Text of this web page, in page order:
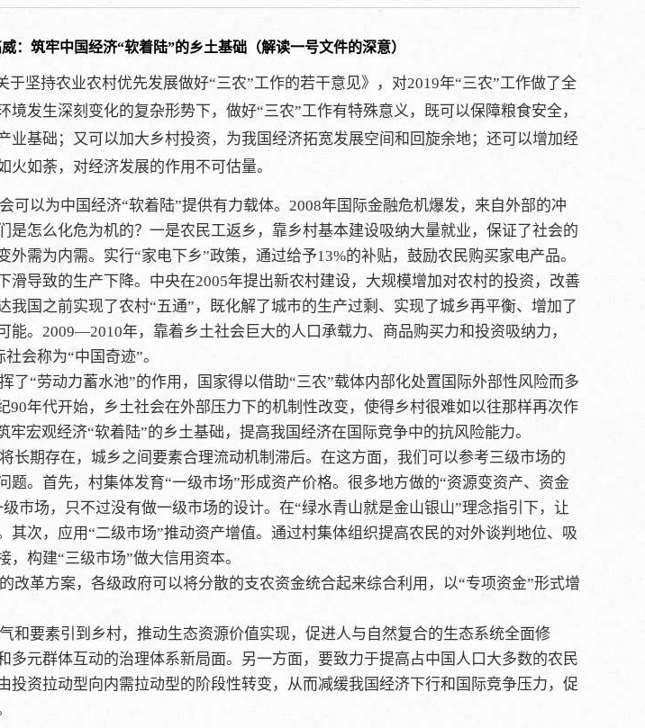
：筑牢中国经济“软着陆”的乡土基础（解读一号文件的深意）
坚持农业农村优先发展做好“三农”工作的若干意见》，对2019年“三农”工作做了全
发生深刻变化的复杂形势下，做好“三农”工作有特殊意义，既可以保障粮食安全，
业基础；又可以加大乡村投资，为我国经济拓宽发展空间和回旋余地；还可以增加经
如荼，对经济发展的作用不可估量。
可以为中国经济“软着陆”提供有力载体。2008年国际金融危机爆发，来自外部的冲
是怎么化危为机的？一是农民工返乡，靠乡村基本建设吸纳大量就业，保证了社会的
需为内需。实行“家电下乡”政策，通过给予13%的补贴，鼓励农民购买家电产品。
滑导致的生产下降。中央在2005年提出新农村建设，大规模增加对农村的投资，改善
我国之前实现了农村“五通”，既化解了城市的生产过剩、实现了城乡再平衡、增加了
能。2009—2010年，靠着乡土社会巨大的人口承载力、商品购买力和投资吸纳力，
会称为“中国奇迹”。
了“劳动力蓄水池”的作用，国家得以借助“三农”载体内部化处置国际外部性风险而多
90年代开始，乡土社会在外部压力下的机制性改变，使得乡村很难如以往那样再次作
牢宏观经济“软着陆”的乡土基础，提高我国经济在国际竞争中的抗风险能力。
长期存在，城乡之间要素合理流动机制滞后。在这方面，我们可以参考三级市场的
题。首先，村集体发育“一级市场”形成资产价格。很多地方做的“资源变资产、资金
市场，只不过没有做一级市场的设计。在“绿水青山就是金山银山”理念指引下，让
其次，应用“二级市场”推动资产增值。通过村集体组织提高农民的对外谈判地位、吸
构建“三级市场”做大信用资本。
改革方案，各级政府可以将分散的支农资金统合起来综合利用，以“专项资金”形式增
和要素引到乡村，推动生态资源价值实现，促进人与自然复合的生态系统全面修
多元群体互动的治理体系新局面。另一方面，要致力于提高占中国人口大多数的农民
投资拉动型向内需拉动型的阶段性转变，从而减缓我国经济下行和国际竞争压力，促